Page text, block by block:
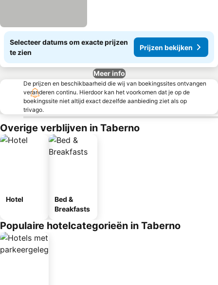
Selecteer datums om exacte prijzen
te zien
Prijzen bekijken
Meer info
De prijzen en beschikbaarheid die wij van boekingssites ontvangen
veranderen continu. Hierdoor kan het voorkomen dat je op de
boekingssite niet altijd exact dezelfde aanbieding ziet als op
trivago.
Overige verblijven in Taberno
Hotel
Bed &
Breakfasts
Populaire hotelcategorieën in Taberno